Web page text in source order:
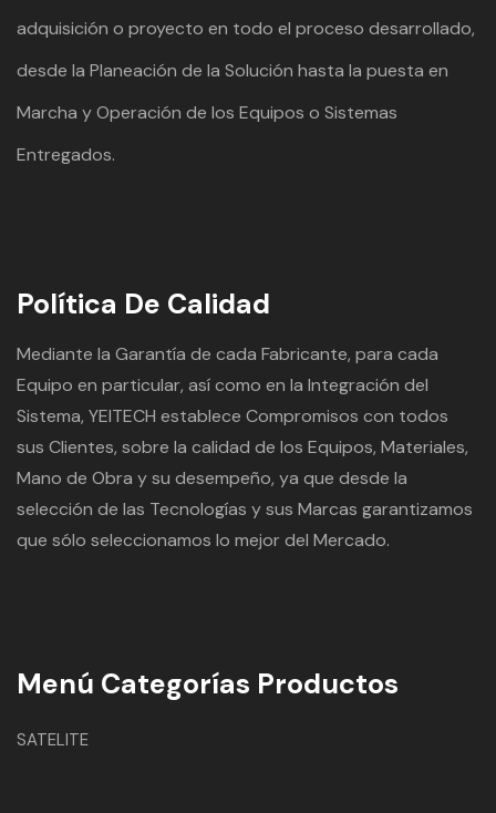
adquisición o proyecto en todo el proceso desarrollado,
desde la Planeación de la Solución hasta la puesta en
Marcha y Operación de los Equipos o Sistemas
Entregados.
Política De Calidad
Mediante la Garantía de cada Fabricante, para cada
Equipo en particular, así como en la Integración del
Sistema, YEITECH establece Compromisos con todos
sus Clientes, sobre la calidad de los Equipos, Materiales,
Mano de Obra y su desempeño, ya que desde la
selección de las Tecnologías y sus Marcas garantizamos
que sólo seleccionamos lo mejor del Mercado.
Menú Categorías Productos
SATELITE